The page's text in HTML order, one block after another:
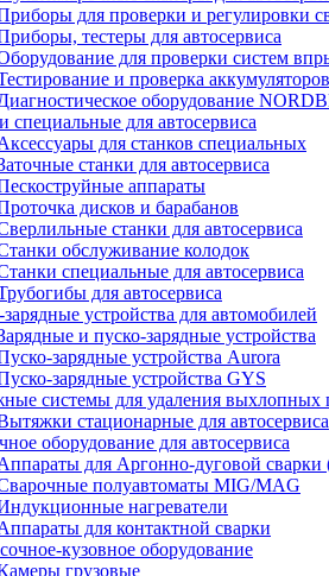
для проверки и регулировки
тестеры для автосервиса
для проверки систем
и проверка аккумуляторов
оборудование
специальные для автосервиса
для станков специальных
станки для автосервиса
аппараты
дисков и барабанов
станки для автосервиса
обслуживание колодок
специальные для автосервиса
для автосервиса
устройства для автомобилей
и пуско-зарядные устройства
зарядные устройства Aurora
зарядные устройства GYS
системы для удаления выхлопных
стационарные для автосервиса
оборудование для автосервиса
для Аргонно-дуговой сварки
полуавтоматы MIG/MAG
нагреватели
для контактной сварки
кузовное оборудование
грузовые